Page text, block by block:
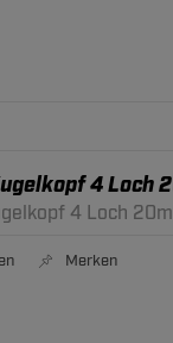
4 Loch
4 Loch
Merken